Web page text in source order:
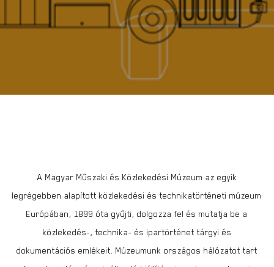
A Magyar Műszaki és Közlekedési Múzeum az egyik
legrégebben alapított közlekedési és technikatörténeti múzeum
Európában, 1899 óta gyűjti, dolgozza fel és mutatja be a
közlekedés-, technika- és ipartörténet tárgyi és
dokumentációs emlékeit. Múzeumunk országos hálózatot tart